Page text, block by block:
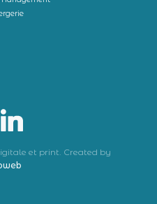
et print. Created by